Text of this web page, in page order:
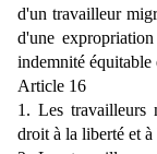
d'un travailleur
d'une
indemnité équitable
Article 16
1. Les travailleurs
droit à la liberté et à